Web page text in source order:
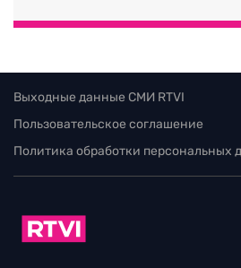
Выходные данные СМИ RTVI
Пользовательское соглашение
Политика обработки персональных